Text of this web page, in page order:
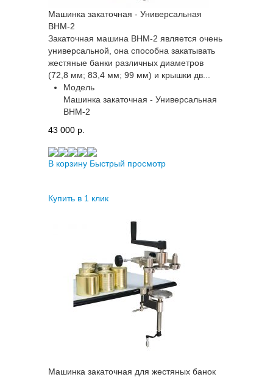
Машинка закаточная - Универсальная
ВНМ-2
Закаточная машина BHM-2 является очень
универсальной, она способна закатывать
жестяные банки различных диаметров
(72,8 мм; 83,4 мм; 99 мм) и крышки дв...
Модель
Машинка закаточная - Универсальная
ВНМ-2
43 000 p.
В корзину Быстрый просмотр
Купить в 1 клик
Машинка закаточная для жестяных банок